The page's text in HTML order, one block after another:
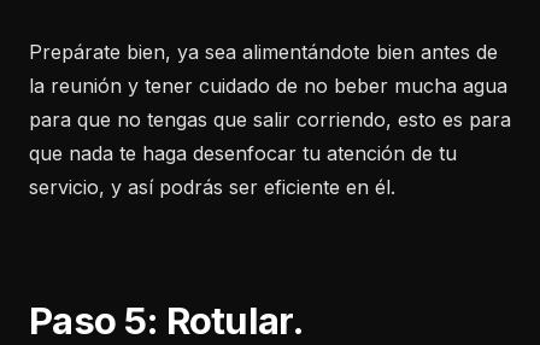
Prepárate bien, ya sea alimentándote bien antes de
la reunión y tener cuidado de no beber mucha agua
para que no tengas que salir corriendo, esto es para
que nada te haga desenfocar tu atención de tu
servicio, y así podrás ser eficiente en él.
Paso 5: Rotular.